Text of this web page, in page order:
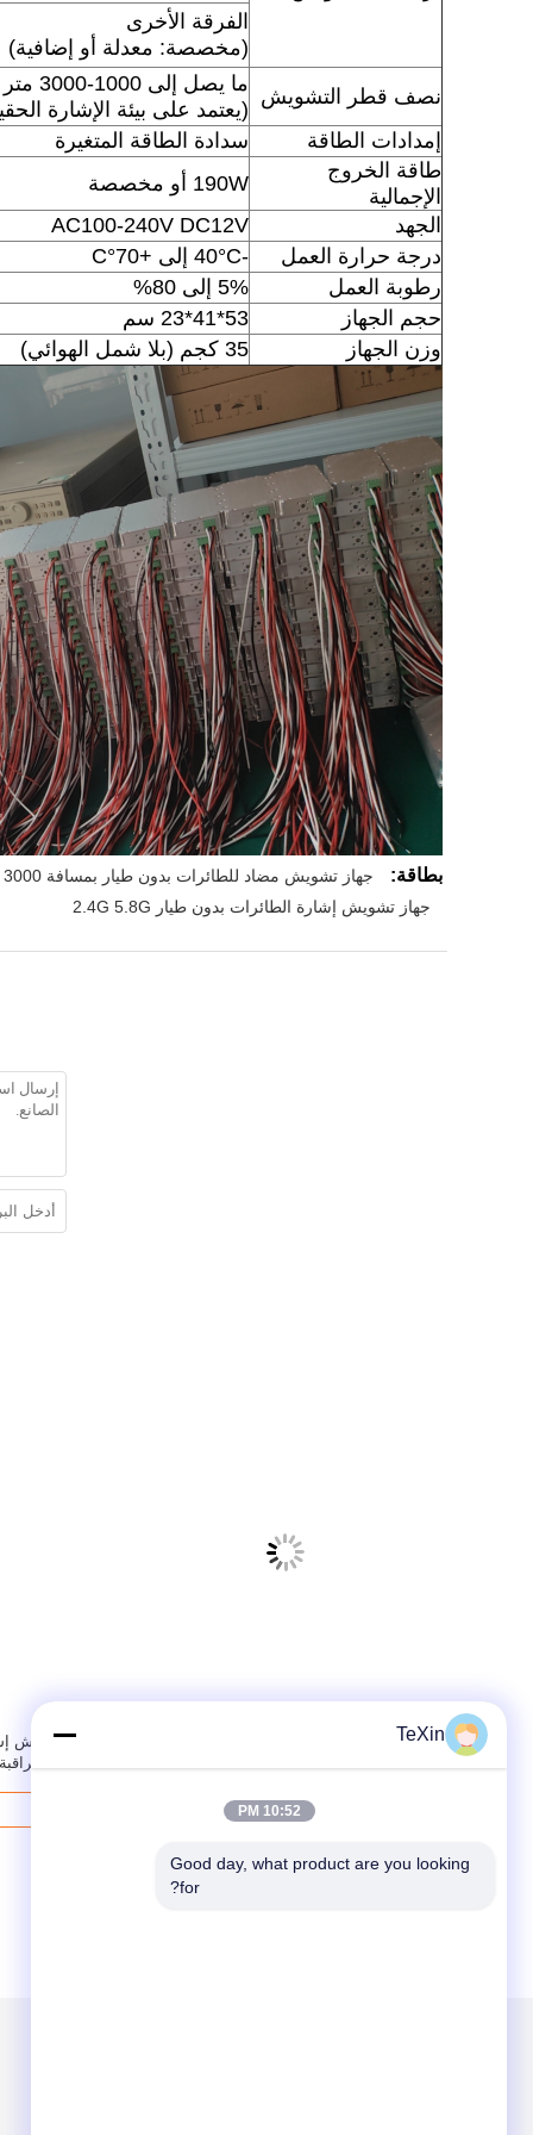
الفرقة الأخرى
(مخصصة: معدلة أو إضافية)
نصف قطر التشويش
ما يصل إلى 1000-3000 متر
(يعتمد على بيئة الإشارة
إمدادات الطاقة
سدادة الطاقة المتغيرة
طاقة الخروج
الإجمالية
190W أو مخصصة
الجهد
AC100-240V DC12V
درجة حرارة العمل
-40°C إلى +70°C
رطوبة العمل
5% إلى 80%
حجم الجهاز
53*41*23 سم
وزن الجهاز
35 كجم (بلا شمل الهوائي)
بطاقة:
جهاز تشويش مضاد للطائرات بدون طيار بمسافة 3000 متر,طائرات بدون طيار لتشويش إشارات الترددات اللاسلكية
جهاز تشويش إشارة الطائرات بدون طيار 2.4G 5.8G
TeXin
10:52 PM
Good day, what product are you looking
for?